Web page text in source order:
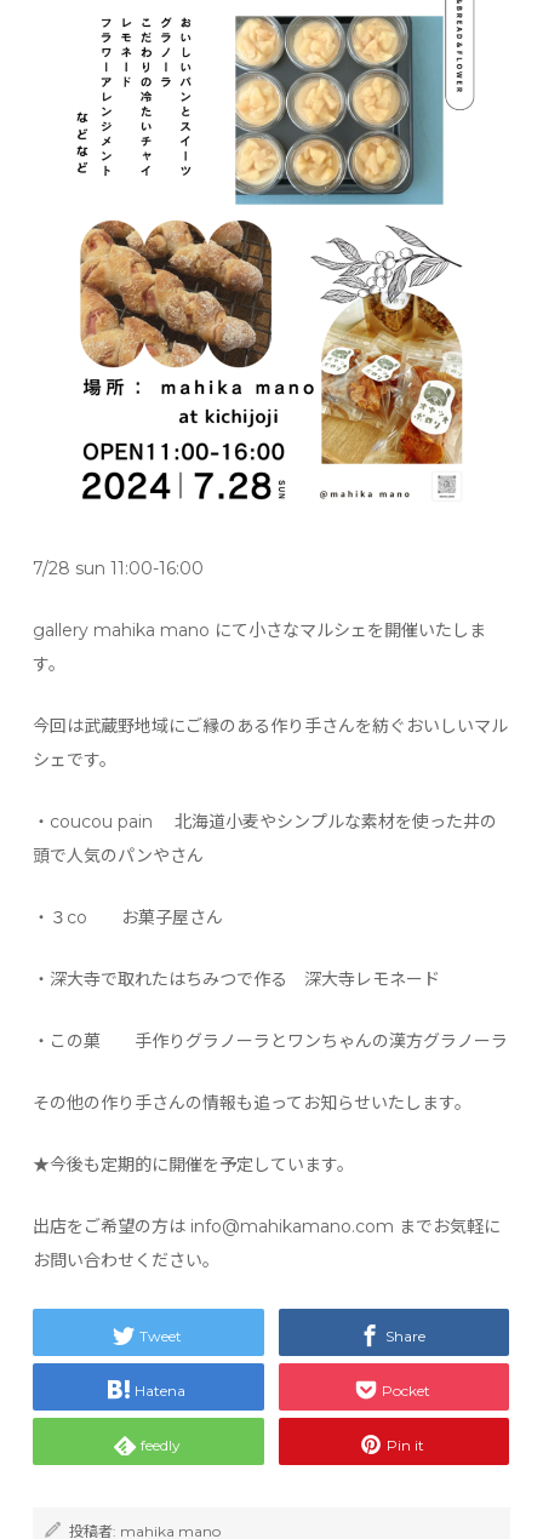
7/28 sun 11:00-16:00
gallery mahika mano にて小さなマルシェを開催いたしま
す。
今回は武蔵野地域にご縁のある作り手さんを紡ぐおいしいマル
シェです。
・coucou pain 北海道小麦やシンプルな素材を使った井の
頭で人気のパンやさん
・３co お菓子屋さん
・深大寺で取れたはちみつで作る 深大寺レモネード
・この菓 手作りグラノーラとワンちゃんの漢方グラノーラ
その他の作り手さんの情報も追ってお知らせいたします。
★今後も定期的に開催を予定しています。
出店をご希望の方は info@mahikamano.com までお気軽に
お問い合わせください。
Tweet Share
Hatena Pocket
feedly Pin it
投稿者: mahika mano